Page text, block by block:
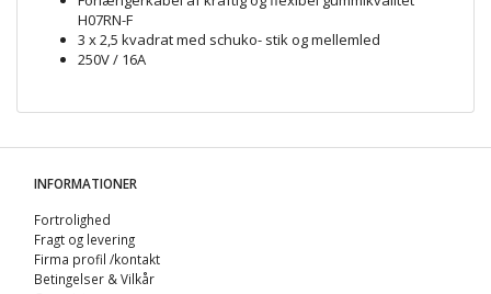
H07RN-F
3 x 2,5 kvadrat med schuko- stik og mellemled
250V / 16A
INFORMATIONER
Fortrolighed
Fragt og levering
Firma profil /kontakt
Betingelser & Vilkår